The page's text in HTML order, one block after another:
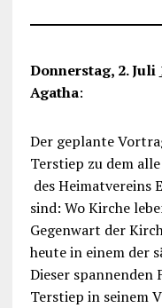
Donnerstag, 2. Juli
Agatha:
Der geplante
Terstiep zu dem
des Heimatvereins
sind: Wo Kirche
Gegenwart der
heute in einem der
Dieser spannenden
Terstiep in seinem